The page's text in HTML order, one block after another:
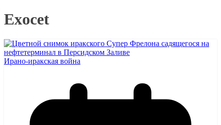
Exocet
Ирано-иракская война